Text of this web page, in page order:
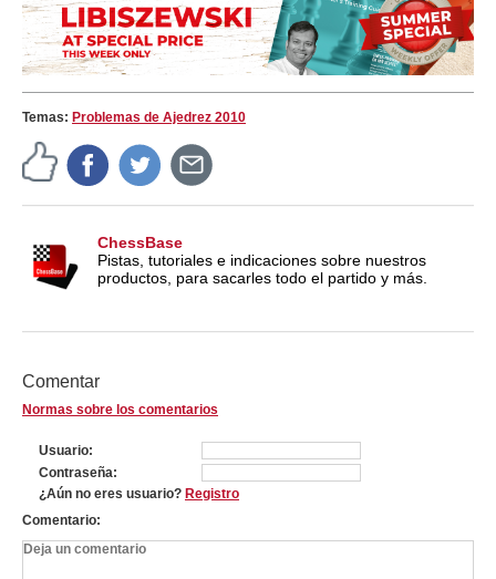
Temas: Problemas de Ajedrez 2010
ChessBase
Pistas, tutoriales e indicaciones sobre nuestros
productos, para sacarles todo el partido y más.
Comentar
Normas sobre los comentarios
Usuario
Contraseña
¿Aún no eres usuario? Registro
Comentario